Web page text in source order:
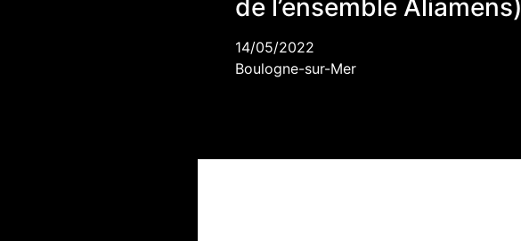
de l’ensemble Aliamens)
14/05/2022
Boulogne-sur-Mer